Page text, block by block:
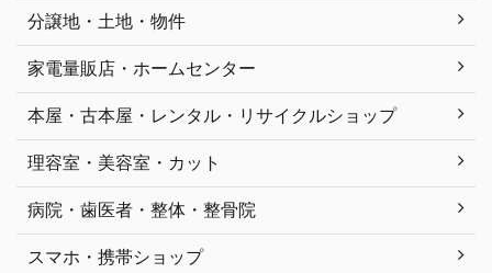
分譲地・土地・物件
家電量販店・ホームセンター
本屋・古本屋・レンタル・リサイクルショップ
理容室・美容室・カット
病院・歯医者・整体・整骨院
スマホ・携帯ショップ